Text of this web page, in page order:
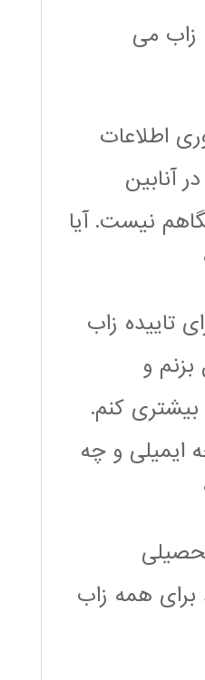
زاب می
اطلاعات
آنابین
نیست. آیا
تاییده زاب
و
کنم.
ایمیلی و چه
برای همه زاب